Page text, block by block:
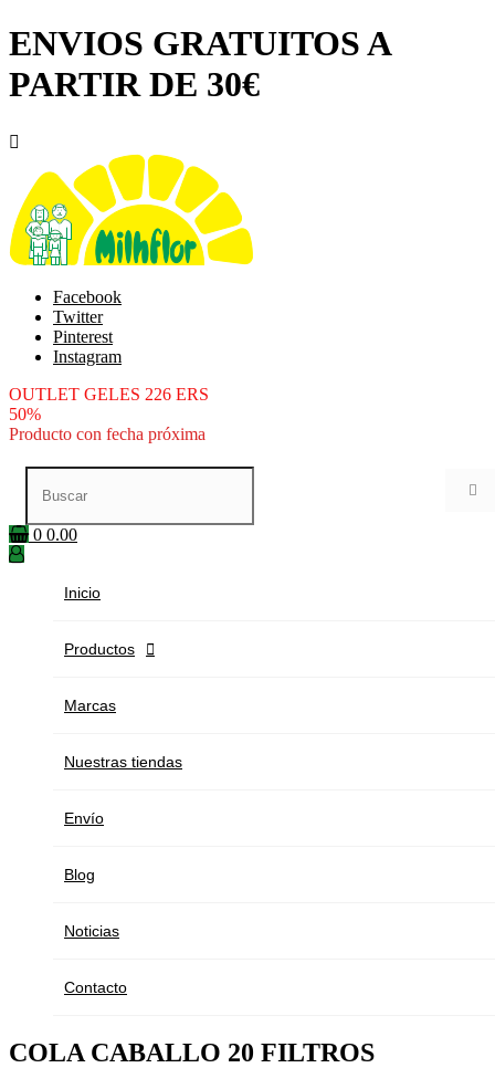
ENVIOS GRATUITOS A
PARTIR DE 30€

Facebook
Twitter
Pinterest
Instagram
OUTLET GELES 226 ERS
50%
Producto con fecha próxima

0 0.00
Inicio
Productos 
Marcas
Nuestras tiendas
Envío
Blog
Noticias
Contacto
COLA CABALLO 20 FILTROS